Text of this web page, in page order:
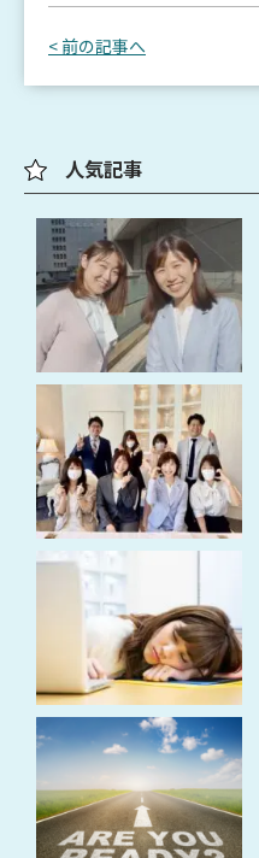
< 前の記事へ
人気記事